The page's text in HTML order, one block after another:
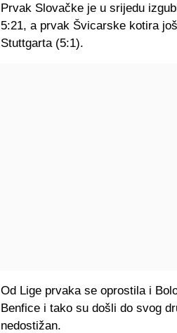
Prvak Slovačke je u srijedu
5:21, a prvak Švicarske kotira
Stuttgarta (5:1).
Od Lige prvaka se oprostila i
Benfice i tako su došli do svog
nedostižan.